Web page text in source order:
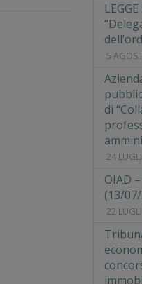
5
di
24
OIAD
(13/
22